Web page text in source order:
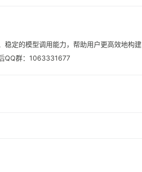
定的模型调用能力，帮助用户更高效地构建
QQ群：1063331677